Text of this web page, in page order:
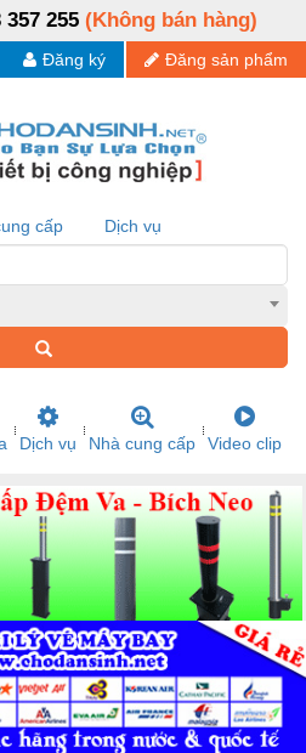
357 255 (Không bán hàng)
Đăng sản phẩm
Đăng ký
cấp Dịch vụ
Dịch vụ Nhà cung cấp Video clip